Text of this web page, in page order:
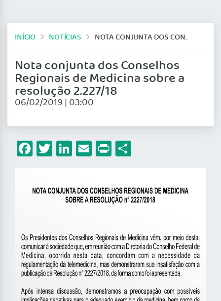
INÍCIO NOTÍCIAS NOTA CONJUNTA DOS CONSELHOS REGIONAIS DE MEDICINA SOBRE A RESOLUÇÃO 2.227/18
Nota conjunta dos Conselhos
Regionais de Medicina sobre a
resolução 2.227/18
06/02/2019 | 03:00
Facebook
Twitter
LinkedIn
Email
Print